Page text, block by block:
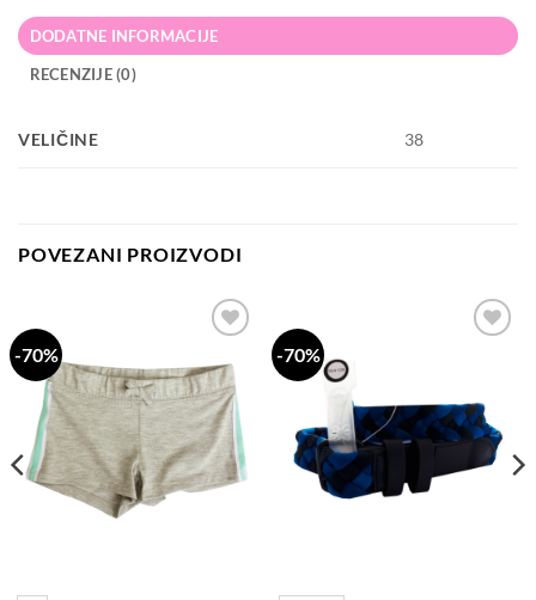
DODATNE INFORMACIJE
RECENZIJE (0)
VELIČINE 38
POVEZANI PROIZVODI
-70%
na
listu
želja
-70%
želja